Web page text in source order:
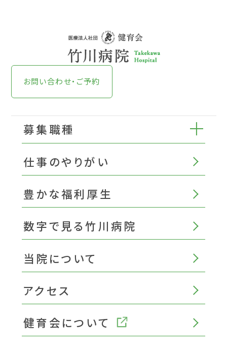
お問い合わせ・ご予約
募集職種
仕事のやりがい
豊かな福利厚生
数字で見る竹川病院
当院について
アクセス
健育会について